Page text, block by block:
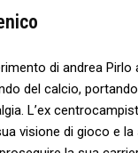
di andrea Pirlo
del calcio,
L’ex
visione di​ gioco e la​